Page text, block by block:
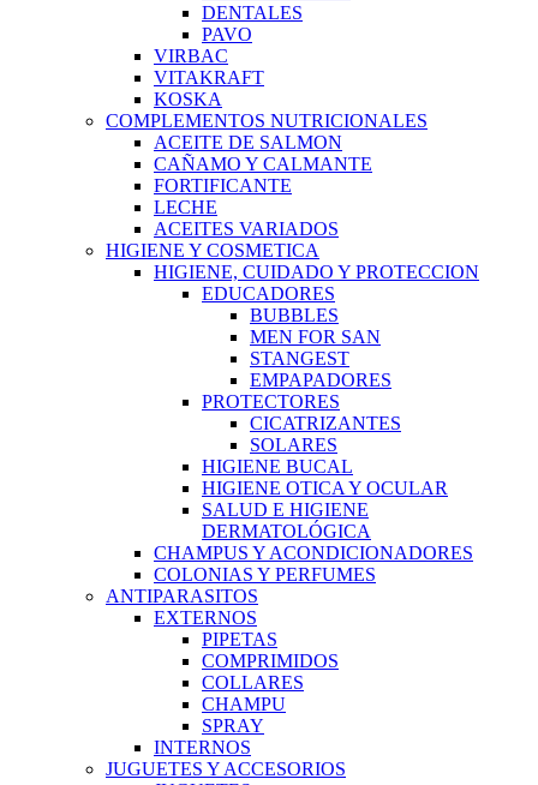
DENTALES
PAVO
VIRBAC
VITAKRAFT
KOSKA
COMPLEMENTOS NUTRICIONALES
ACEITE DE SALMON
CAÑAMO Y CALMANTE
FORTIFICANTE
LECHE
ACEITES VARIADOS
HIGIENE Y COSMETICA
HIGIENE, CUIDADO Y PROTECCION
EDUCADORES
BUBBLES
MEN FOR SAN
STANGEST
EMPAPADORES
PROTECTORES
CICATRIZANTES
SOLARES
HIGIENE BUCAL
HIGIENE OTICA Y OCULAR
SALUD E HIGIENE
DERMATOLÓGICA
CHAMPUS Y ACONDICIONADORES
COLONIAS Y PERFUMES
ANTIPARASITOS
EXTERNOS
PIPETAS
COMPRIMIDOS
COLLARES
CHAMPU
SPRAY
INTERNOS
JUGUETES Y ACCESORIOS